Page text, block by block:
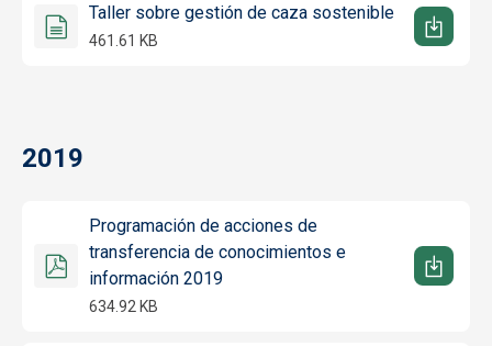
Taller sobre gestión de caza sostenible
461.61 KB
2019
Programación de acciones de
transferencia de conocimientos e
información 2019
634.92 KB